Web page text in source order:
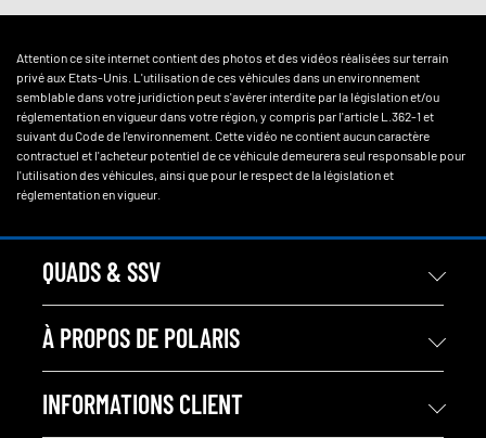
Attention ce site internet contient des photos et des vidéos réalisées sur terrain
privé aux Etats-Unis. L'utilisation de ces véhicules dans un environnement
semblable dans votre juridiction peut s'avérer interdite par la législation et/ou
réglementation en vigueur dans votre région, y compris par l'article L.362-1 et
suivant du Code de l'environnement. Cette vidéo ne contient aucun caractère
contractuel et l'acheteur potentiel de ce véhicule demeurera seul responsable pour
l'utilisation des véhicules, ainsi que pour le respect de la législation et
réglementation en vigueur.
QUADS & SSV
À PROPOS DE POLARIS
INFORMATIONS CLIENT